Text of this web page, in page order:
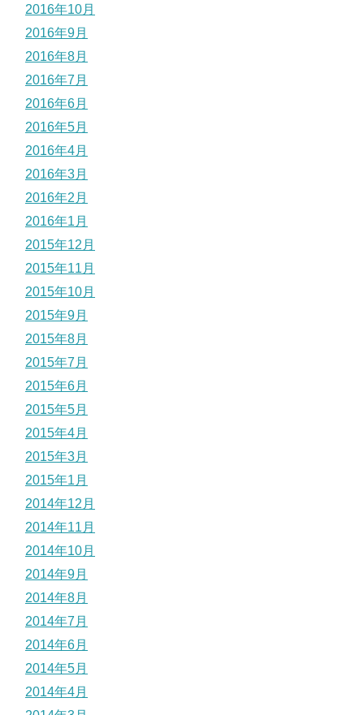
2016年10月
2016年9月
2016年8月
2016年7月
2016年6月
2016年5月
2016年4月
2016年3月
2016年2月
2016年1月
2015年12月
2015年11月
2015年10月
2015年9月
2015年8月
2015年7月
2015年6月
2015年5月
2015年4月
2015年3月
2015年1月
2014年12月
2014年11月
2014年10月
2014年9月
2014年8月
2014年7月
2014年6月
2014年5月
2014年4月